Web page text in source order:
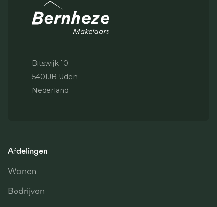
Bitswijk 10
5401JB Uden
Nederland
Afdelingen
Wonen
Bedrijven